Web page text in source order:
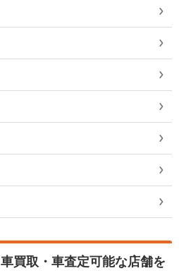
買取・車査定可能な店舗を